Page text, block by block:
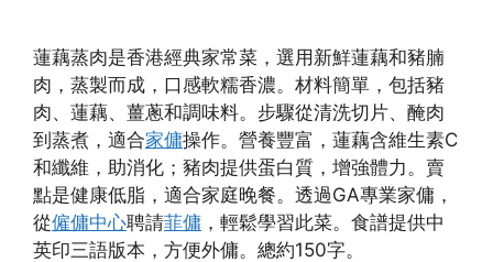
蓮藕蒸肉是香港經典家常菜，選用新鮮蓮藕和豬腩
肉，蒸製而成，口感軟糯香濃。材料簡單，包括豬
肉、蓮藕、薑蔥和調味料。步驟從清洗切片、醃肉
到蒸煮，適合家傭操作。營養豐富，蓮藕含維生素C
和纖維，助消化；豬肉提供蛋白質，增強體力。賣
點是健康低脂，適合家庭晚餐。透過GA專業家傭，
從僱傭中心聘請菲傭 ，輕鬆學習此菜。食譜提供中
英印三語版本，方便外傭。總約150字。